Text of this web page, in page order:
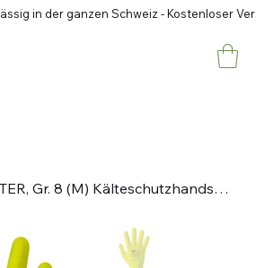
in der ganzen Schweiz - Kostenloser
NERI AIR NIT WINTER, Gr. 8 (M) Kälteschutzhandschuhe Acryl-Nylon/Nitril, neon ge